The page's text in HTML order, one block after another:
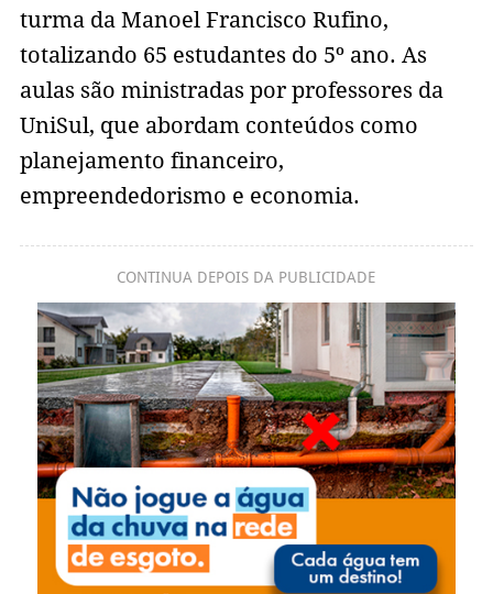
turma da Manoel Francisco Rufino,
totalizando 65 estudantes do 5º ano. As
aulas são ministradas por professores da
UniSul, que abordam conteúdos como
planejamento financeiro,
empreendedorismo e economia.
CONTINUA DEPOIS DA PUBLICIDADE